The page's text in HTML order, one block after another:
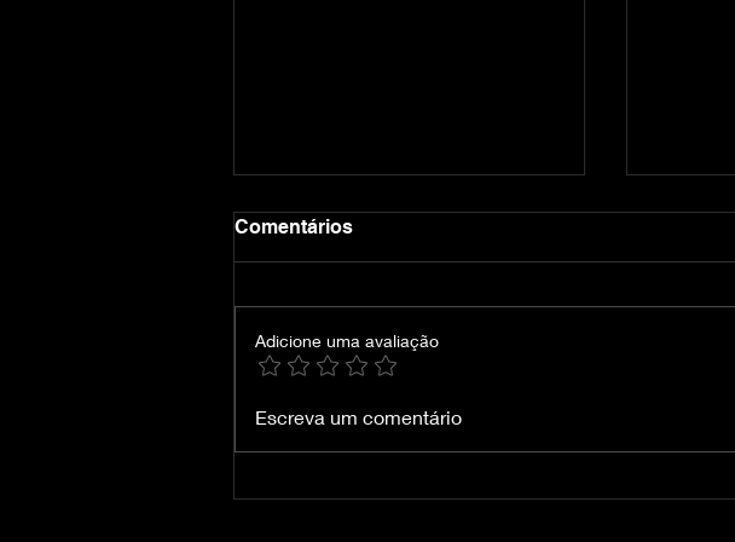
Crimson Desert-
Comentários
Adicione uma avaliação
Escreva um comentário